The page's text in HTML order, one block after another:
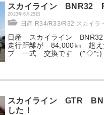
スカイライン BNR32
2023年6月25日
日産 R34/R33/R32 スカイラ
日産 スカイライン
走行距離が 84,000㎞ 超え
プ 一式 交換です (^◇^;)
スカイライン GTR
した！